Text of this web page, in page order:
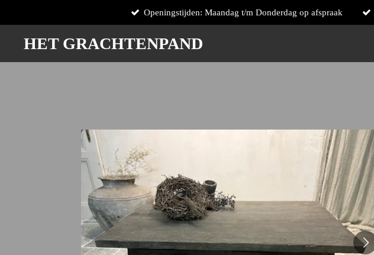
springen
Openingstijden: Maandag t/m Donderdag op afspraak
HET GRACHTENPAND